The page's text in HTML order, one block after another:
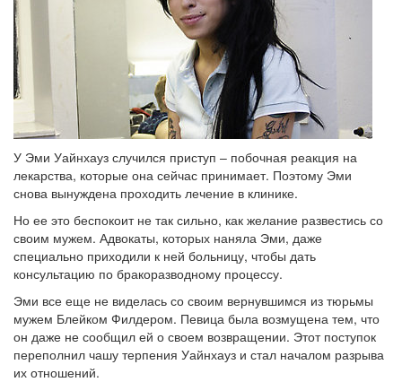
У Эми Уайнхауз случился приступ – побочная реакция на
лекарства, которые она сейчас принимает. Поэтому Эми
снова вынуждена проходить лечение в клинике.
Но ее это беспокоит не так сильно, как желание развестись со
своим мужем. Адвокаты, которых наняла Эми, даже
специально приходили к ней больницу, чтобы дать
консультацию по бракоразводному процессу.
Эми все еще не виделась со своим вернувшимся из тюрьмы
мужем Блейком Филдером. Певица была возмущена тем, что
он даже не сообщил ей о своем возвращении. Этот поступок
переполнил чашу терпения Уайнхауз и стал началом разрыва
их отношений.